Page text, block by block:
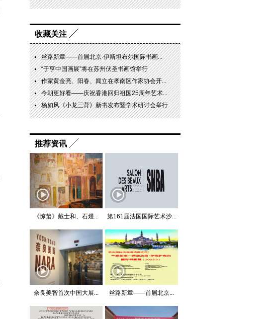
收藏关注
丝路新章——首届北京·伊斯坦布尔国际书画...
“于亨中国画展”将在苏州伏圣书画馆举行
作家黄金亮、阳春、闻立在孝南区作家协会开...
今朝更好看——庆祝香港回归祖国25周年艺术...
杨如风《小龙三背》新书发布暨学术研讨会举行
推荐资讯
《惊蛰》戴士和、石煜... 第161届法国国际艺术沙...
奈良美智首次中国大展... 丝路新章——首届北京...